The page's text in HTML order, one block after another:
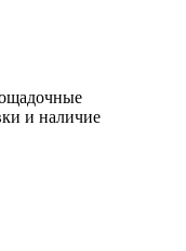
и наличие